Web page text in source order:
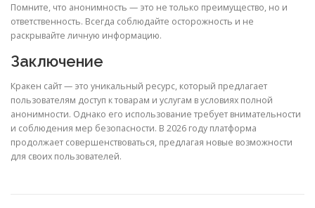
Помните, что анонимность — это не только преимущество, но и
ответственность. Всегда соблюдайте осторожность и не
раскрывайте личную информацию.
Заключение
Кракен сайт — это уникальный ресурс, который предлагает
пользователям доступ к товарам и услугам в условиях полной
анонимности. Однако его использование требует внимательности
и соблюдения мер безопасности. В 2026 году платформа
продолжает совершенствоваться, предлагая новые возможности
для своих пользователей.